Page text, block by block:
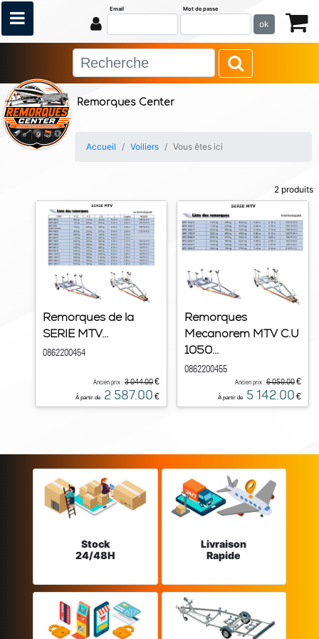
Remorques Center
Email Mot de passe
ok
Accueil Voiliers Vous êtes ici
2 produits
Remorques de la
SERIE MTV...
0862200454
Ancien prix : 3 044.00€
À partir de 2 587.00 €
Remorques
Mecanorem MTV C.U
1050...
0862200455
Ancien prix :6 050.00€
À partir de 5 142.00 €
Stock
24/48H
Livraison
Rapide